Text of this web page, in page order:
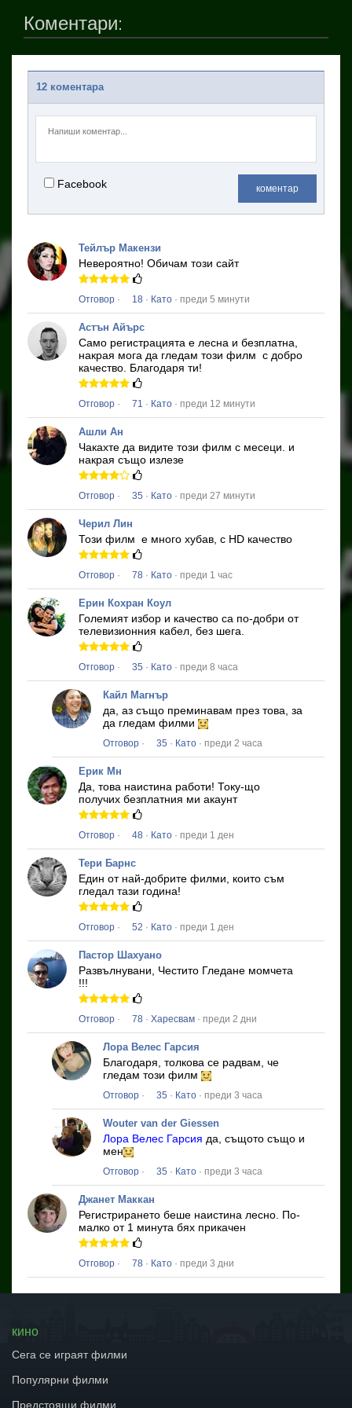
Коментари:
12 коментара
Facebook коментар
Тейлър Макензи
Невероятно! Обичам този сайт
Отговор · 18 · Като · преди 5 минути
Астън Айърс
Само регистрацията е лесна и безплатна,
накрая мога да гледам този филм с добро
качество. Благодаря ти!
Отговор · 71 · Като · преди 12 минути
Ашли Ан
Чакахте да видите този филм с месеци. и
накрая също излезе
Отговор · 35 · Като · преди 27 минути
Черил Лин
Този филм е много хубав, с HD качество
Отговор · 78 · Като · преди 1 час
Ерин Кохран Коул
Големият избор и качество са по-добри от
телевизионния кабел, без шега.
Отговор · 35 · Като · преди 8 часа
Кайл Магнър
да, аз също преминавам през това, за
да гледам филми
Отговор · 35 · Като · преди 2 часа
Ерик Мн
Да, това наистина работи! Току-що
получих безплатния ми акаунт
Отговор · 48 · Като · преди 1 ден
Тери Барнс
Един от най-добрите филми, които съм
гледал тази година!
Отговор · 52 · Като · преди 1 ден
Пастор Шахуано
Развълнувани, Честито Гледане момчета
!!!
Отговор · 78 · Харесвам · преди 2 дни
Лора Велес Гарсия
Благодаря, толкова се радвам, че
гледам този филм
Отговор · 35 · Като · преди 3 часа
Wouter van der Giessen
Лора Велес Гарсия да, същото също и
мен
Отговор · 35 · Като · преди 3 часа
Джанет Маккан
Регистрирането беше наистина лесно. По-
малко от 1 минута бях прикачен
Отговор · 78 · Като · преди 3 дни
кино
Сега се играят филми
Популярни филми
Предстоящи филми